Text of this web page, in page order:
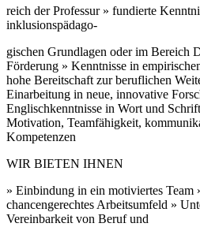
reich der Professur » fundierte
inklusionspädago-
gischen Grundlagen oder im Bereich
Förderung » Kenntnisse in
hohe Bereitschaft zur beruflichen
Einarbeitung in neue, innovative
Englischkenntnisse in Wort und
Motivation, Teamfähigkeit,
Kompetenzen
WIR BIETEN IHNEN
» Einbindung in ein motiviertes Team
chancengerechtes Arbeitsumfeld »
Vereinbarkeit von Beruf und